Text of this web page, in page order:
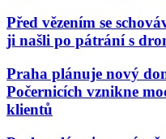
Před vězením se
ji našli po pátrání s
Praha plánuje nový
Počernicích vznikne
klientů